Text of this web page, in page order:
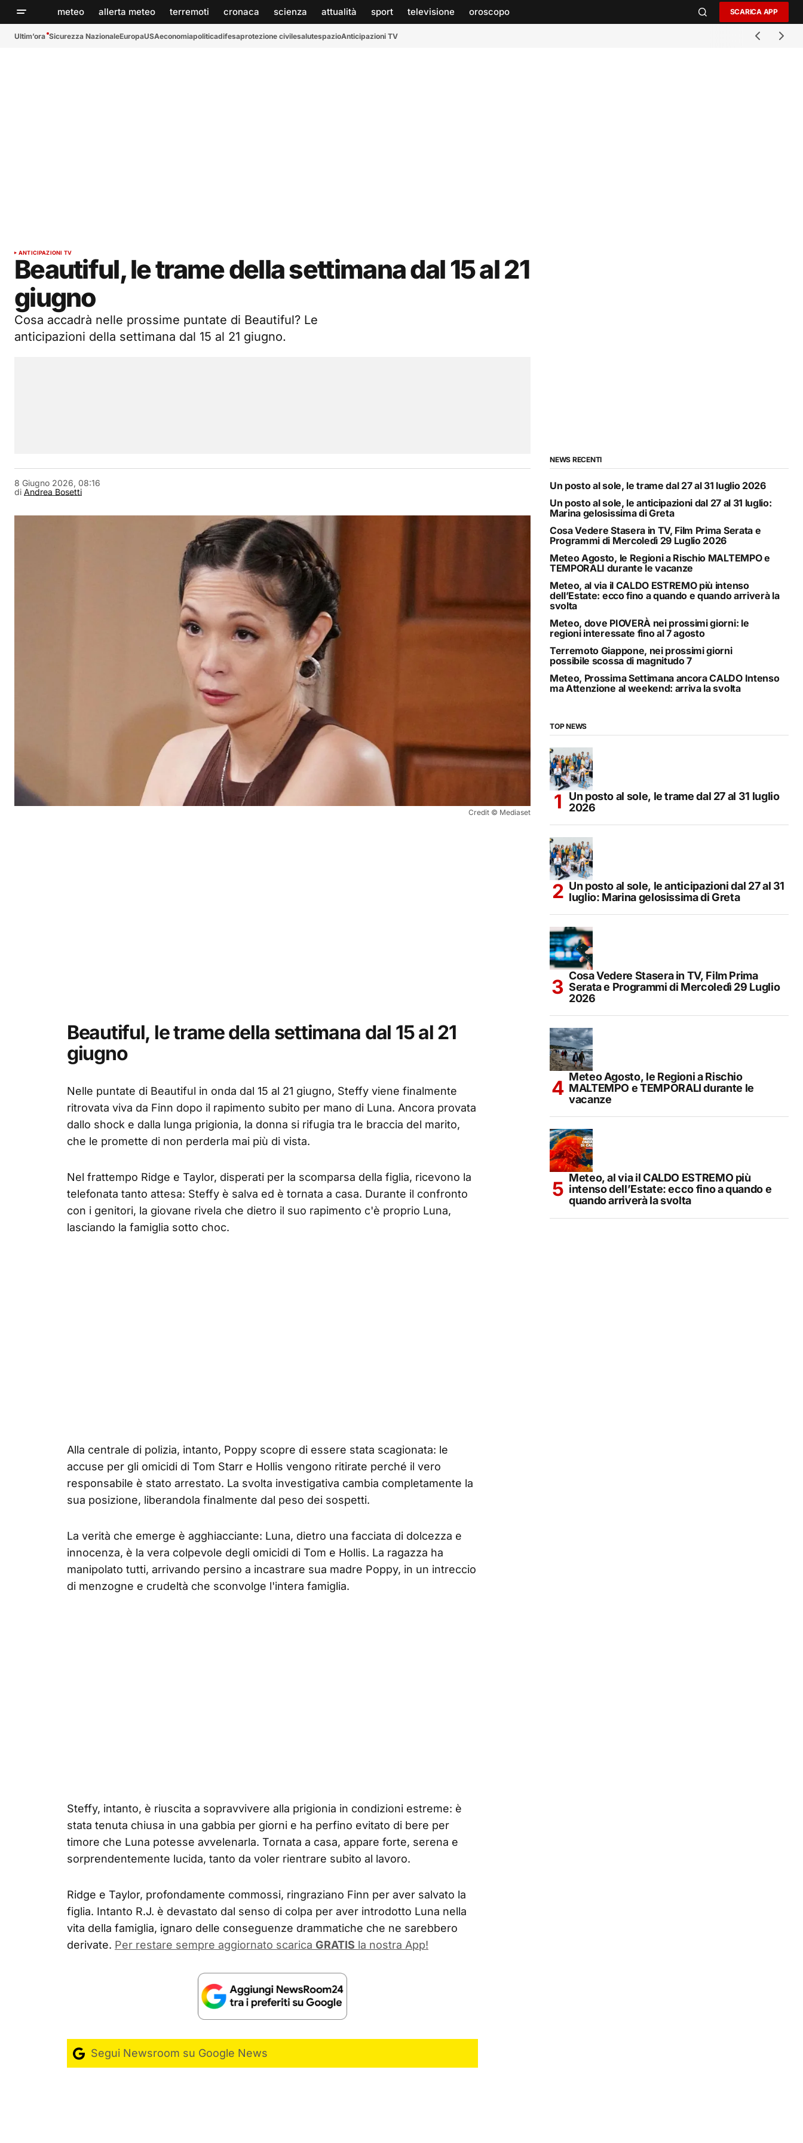
meteo allerta meteo terremoti cronaca scienza attualità sport televisione oroscopo SCARICA APP
Ultim’ora Sicurezza NazionaleEuropaUSAeconomiapoliticadifesaprotezione civilesalutespazioAnticipazioni TV
ANTICIPAZIONI TV
Beautiful, le trame della settimana dal 15 al 21
giugno
Cosa accadrà nelle prossime puntate di Beautiful? Le
anticipazioni della settimana dal 15 al 21 giugno.
di Andrea Bosetti
8 Giugno 2026, 08:16
Credit © Mediaset
Beautiful, le trame della settimana dal 15 al 21
giugno
Nelle puntate di Beautiful in onda dal 15 al 21 giugno, Steffy viene finalmente
ritrovata viva da Finn dopo il rapimento subito per mano di Luna. Ancora provata
dallo shock e dalla lunga prigionia, la donna si rifugia tra le braccia del marito,
che le promette di non perderla mai più di vista.
Nel frattempo Ridge e Taylor, disperati per la scomparsa della figlia, ricevono la
telefonata tanto attesa: Steffy è salva ed è tornata a casa. Durante il confronto
con i genitori, la giovane rivela che dietro il suo rapimento c'è proprio Luna,
lasciando la famiglia sotto choc.
Alla centrale di polizia, intanto, Poppy scopre di essere stata scagionata: le
accuse per gli omicidi di Tom Starr e Hollis vengono ritirate perché il vero
responsabile è stato arrestato. La svolta investigativa cambia completamente la
sua posizione, liberandola finalmente dal peso dei sospetti.
La verità che emerge è agghiacciante: Luna, dietro una facciata di dolcezza e
innocenza, è la vera colpevole degli omicidi di Tom e Hollis. La ragazza ha
manipolato tutti, arrivando persino a incastrare sua madre Poppy, in un intreccio
di menzogne e crudeltà che sconvolge l'intera famiglia.
Steffy, intanto, è riuscita a sopravvivere alla prigionia in condizioni estreme: è
stata tenuta chiusa in una gabbia per giorni e ha perfino evitato di bere per
timore che Luna potesse avvelenarla. Tornata a casa, appare forte, serena e
sorprendentemente lucida, tanto da voler rientrare subito al lavoro.
Ridge e Taylor, profondamente commossi, ringraziano Finn per aver salvato la
figlia. Intanto R.J. è devastato dal senso di colpa per aver introdotto Luna nella
vita della famiglia, ignaro delle conseguenze drammatiche che ne sarebbero
derivate. Per restare sempre aggiornato scarica GRATIS la nostra App!
Segui Newsroom su Google News
NEWS RECENTI
Un posto al sole, le trame dal 27 al 31 luglio 2026
Un posto al sole, le anticipazioni dal 27 al 31 luglio:
Marina gelosissima di Greta
Cosa Vedere Stasera in TV, Film Prima Serata e
Programmi di Mercoledì 29 Luglio 2026
Meteo Agosto, le Regioni a Rischio MALTEMPO e
TEMPORALI durante le vacanze
Meteo, al via il CALDO ESTREMO più intenso
dell’Estate: ecco fino a quando e quando arriverà la
svolta
Meteo, dove PIOVERÀ nei prossimi giorni: le
regioni interessate fino al 7 agosto
Terremoto Giappone, nei prossimi giorni
possibile scossa di magnitudo 7
Meteo, Prossima Settimana ancora CALDO Intenso
ma Attenzione al weekend: arriva la svolta
TOP NEWS
Un posto al sole, le trame dal 27 al 31 luglio
2026
Un posto al sole, le anticipazioni dal 27 al 31
luglio: Marina gelosissima di Greta
Cosa Vedere Stasera in TV, Film Prima
Serata e Programmi di Mercoledì 29 Luglio
2026
Meteo Agosto, le Regioni a Rischio
MALTEMPO e TEMPORALI durante le
vacanze
Meteo, al via il CALDO ESTREMO più
intenso dell’Estate: ecco fino a quando e
quando arriverà la svolta